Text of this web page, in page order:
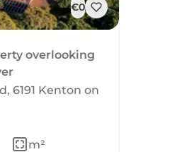
€0
overlooking
6191 Kenton on
m²